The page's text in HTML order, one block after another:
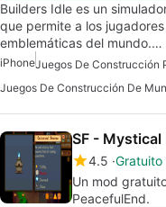
Builders Idle es un
que permite a los
emblemáticas del mundo.…
iPhoneJuegos De Construcción
Juegos De Construcción De
SF -
4.5 Gratuito
Un mod
PeacefulEnd.